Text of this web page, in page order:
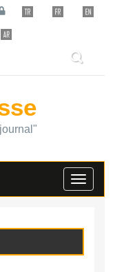
Toggle